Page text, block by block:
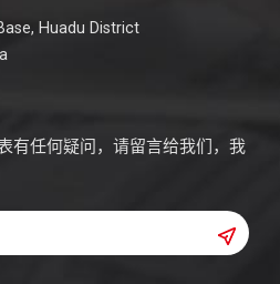
Huadu District
有任何疑问，请留言给我们，我